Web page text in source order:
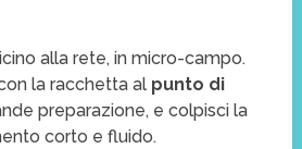
alla rete, in micro-campo.
la racchetta al punto di
preparazione, e colpisci la
corto e fluido.